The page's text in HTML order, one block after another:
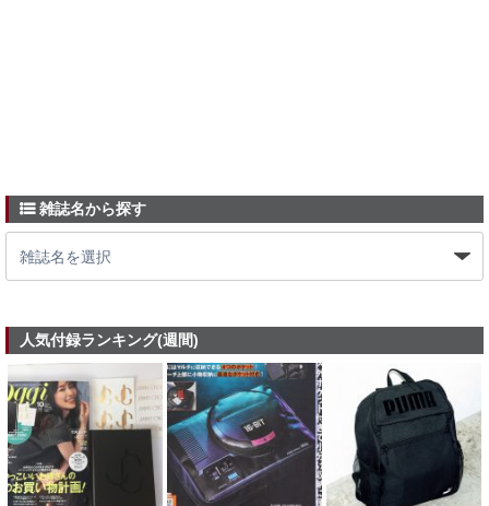
雑誌名から探す
人気付録ランキング(週間)